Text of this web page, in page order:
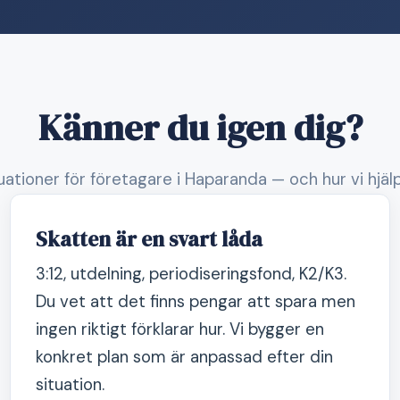
Känner du igen dig?
för företagare i Haparanda — och hur vi
Skatten är en svart låda
3:12, utdelning, periodiseringsfond, K2/K3.
Du vet att det finns pengar att spara men
ingen riktigt förklarar hur. Vi bygger en
konkret plan som är anpassad efter din
situation.